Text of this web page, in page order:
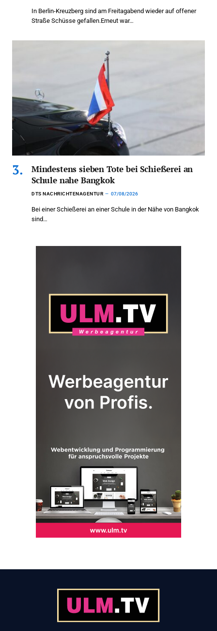
In Berlin-Kreuzberg sind am Freitagabend wieder auf offener
Straße Schüsse gefallen.Erneut war…
Mindestens sieben Tote bei Schießerei an
Schule nahe Bangkok
DTS NACHRICHTENAGENTUR 07/08/2026
Bei einer Schießerei an einer Schule in der Nähe von Bangkok
sind…